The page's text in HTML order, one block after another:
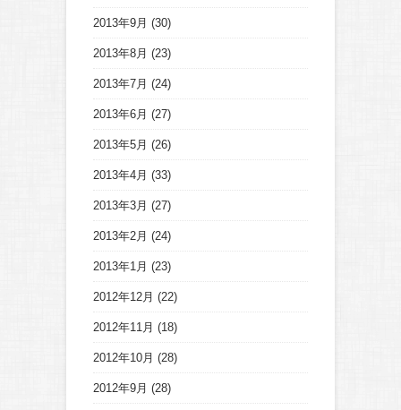
2013年9月 (30)
2013年8月 (23)
2013年7月 (24)
2013年6月 (27)
2013年5月 (26)
2013年4月 (33)
2013年3月 (27)
2013年2月 (24)
2013年1月 (23)
2012年12月 (22)
2012年11月 (18)
2012年10月 (28)
2012年9月 (28)